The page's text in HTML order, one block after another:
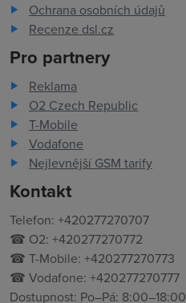
Ochrana osobních údajů
Recenze dsl.cz
Pro partnery
Reklama
O2 Czech Republic
T-Mobile
Vodafone
Nejlevnější GSM tarify
Kontakt
Telefon: +420277270707
☎ O2: +420277270772
☎ T-Mobile: +420277270773
☎ Vodafone: +420277270777
Dostupnost: Po–Pá: 8:00–18:00